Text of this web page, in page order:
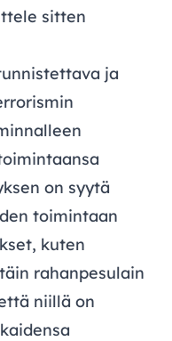
sitten
ja
on syytä
toimintaan
kuten
rahanpesulain
niillä on